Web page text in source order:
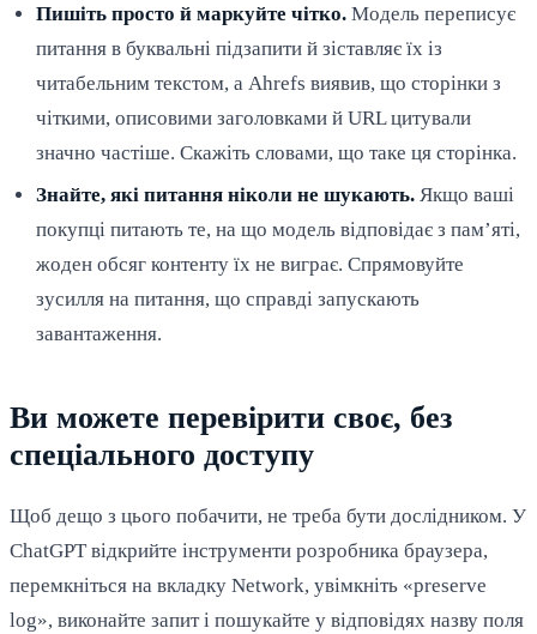
Пишіть просто й маркуйте чітко. Модель переписує
питання в буквальні підзапити й зіставляє їх із
читабельним текстом, а Ahrefs виявив, що сторінки з
чіткими, описовими заголовками й URL цитували
значно частіше. Скажіть словами, що таке ця сторінка.
Знайте, які питання ніколи не шукають. Якщо ваші
покупці питають те, на що модель відповідає з пам’яті,
жоден обсяг контенту їх не виграє. Спрямовуйте
зусилля на питання, що справді запускають
завантаження.
Ви можете перевірити своє, без
спеціального доступу
Щоб дещо з цього побачити, не треба бути дослідником. У
ChatGPT відкрийте інструменти розробника браузера,
перемкніться на вкладку Network, увімкніть «preserve
log», виконайте запит і пошукайте у відповідях назву поля